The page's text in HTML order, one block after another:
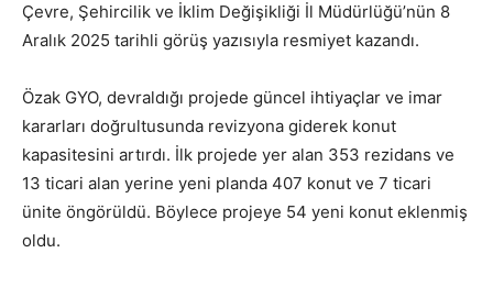
Çevre, Şehircilik ve İklim Değişikliği İl Müdürlüğü’nün 8
Aralık 2025 tarihli görüş yazısıyla resmiyet kazandı.
Özak GYO, devraldığı projede güncel ihtiyaçlar ve imar
kararları doğrultusunda revizyona giderek konut
kapasitesini artırdı. İlk projede yer alan 353 rezidans ve
13 ticari alan yerine yeni planda 407 konut ve 7 ticari
ünite öngörüldü. Böylece projeye 54 yeni konut eklenmiş
oldu.